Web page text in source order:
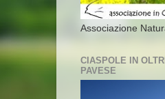
Associazione
CIASPOLE IN
PAVESE